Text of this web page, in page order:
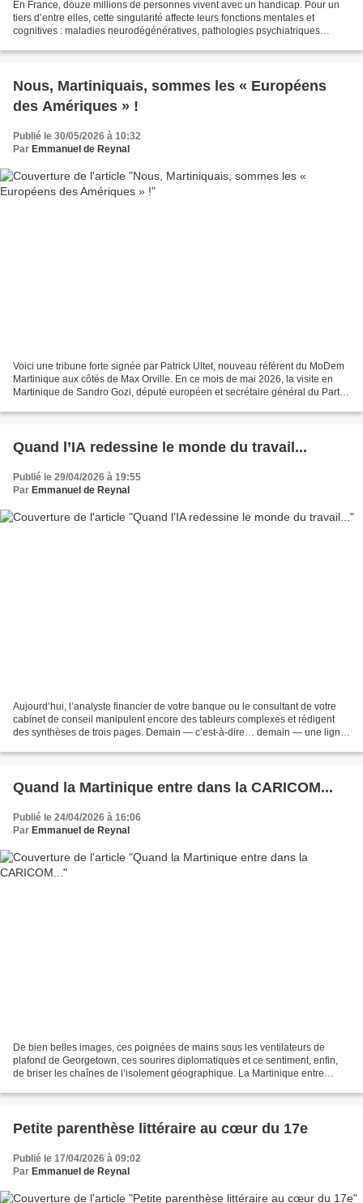
En France, douze millions de personnes vivent avec un handicap. Pour un
tiers d’entre elles, cette singularité affecte leurs fonctions mentales et
cognitives : maladies neurodégénératives, pathologies psychiatriques
Nous, Martiniquais, sommes les « Européens
des Amériques » !
Publié le 30/05/2026 à 10:32
Par Emmanuel de Reynal
Voici une tribune forte signée par Patrick Ultet, nouveau référent du MoDem
Martinique aux côtés de Max Orville. En ce mois de mai 2026, la visite en
Martinique de Sandro Gozi, député européen et secrétaire général du Parti
Quand l’IA redessine le monde du travail...
Publié le 29/04/2026 à 19:55
Par Emmanuel de Reynal
Aujourd’hui, l’analyste financier de votre banque ou le consultant de votre
cabinet de conseil manipulent encore des tableurs complexes et rédigent
des synthèses de trois pages. Demain — c’est-à-dire… demain — une ligne
Quand la Martinique entre dans la CARICOM...
Publié le 24/04/2026 à 16:06
Par Emmanuel de Reynal
De bien belles images, ces poignées de mains sous les ventilateurs de
plafond de Georgetown, ces sourires diplomatiques et ce sentiment, enfin,
de briser les chaînes de l’isolement géographique. La Martinique entre
Petite parenthèse littéraire au cœur du 17e
Publié le 17/04/2026 à 09:02
Par Emmanuel de Reynal